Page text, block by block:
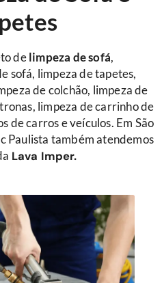
de limpeza de sofá,
sofá, limpeza de tapetes,
de colchão, limpeza de
limpeza de carrinho de
de carros e veículos. Em São
Paulista também atendemos
Lava Imper.